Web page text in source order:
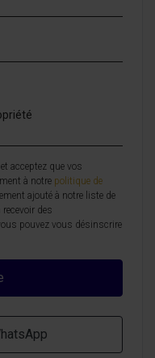
acceptez que vos
à notre politique de
ajouté à notre liste de
des
pouvez vous désinscrire